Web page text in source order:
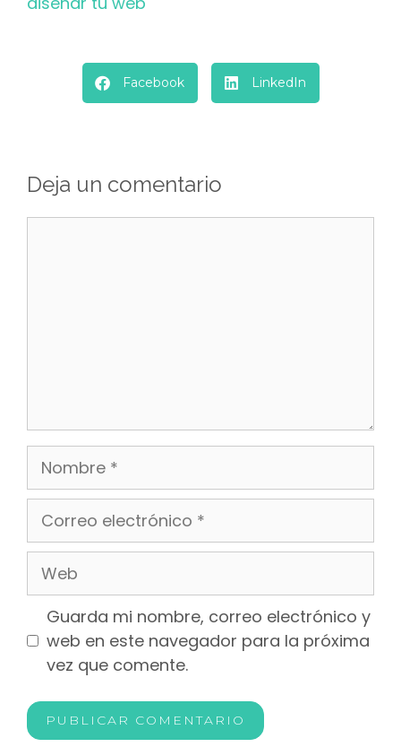
Facebook LinkedIn
Deja un comentario
Guarda mi nombre, correo electrónico y
web en este navegador para la próxima
vez que comente.